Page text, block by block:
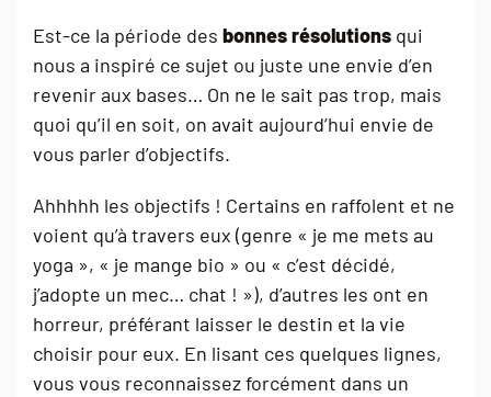
Est-ce la période des bonnes résolutions qui
nous a inspiré ce sujet ou juste une envie d’en
revenir aux bases… On ne le sait pas trop, mais
quoi qu’il en soit, on avait aujourd’hui envie de
vous parler d’objectifs.
Ahhhhh les objectifs ! Certains en raffolent et ne
voient qu’à travers eux (genre « je me mets au
yoga », « je mange bio » ou « c’est décidé,
j’adopte un mec… chat ! »), d’autres les ont en
horreur, préférant laisser le destin et la vie
choisir pour eux. En lisant ces quelques lignes,
vous vous reconnaissez forcément dans un